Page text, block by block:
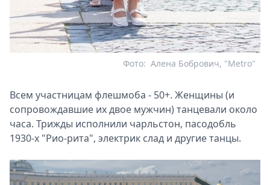
Алена Бобрович, "Metro"
Фото:
Всем участницам флешмоба - 50+. Женщины (и
сопровождавшие их двое мужчин) танцевали около
часа. Трижды исполнили чарльстон, пасодобль
1930-х "Рио-рита", электрик слад и другие танцы.